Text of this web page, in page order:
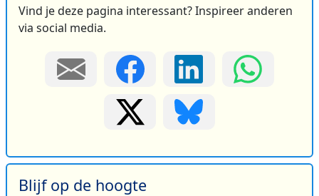
Vind je deze pagina interessant? Inspireer anderen
via social media.
Blijf op de hoogte